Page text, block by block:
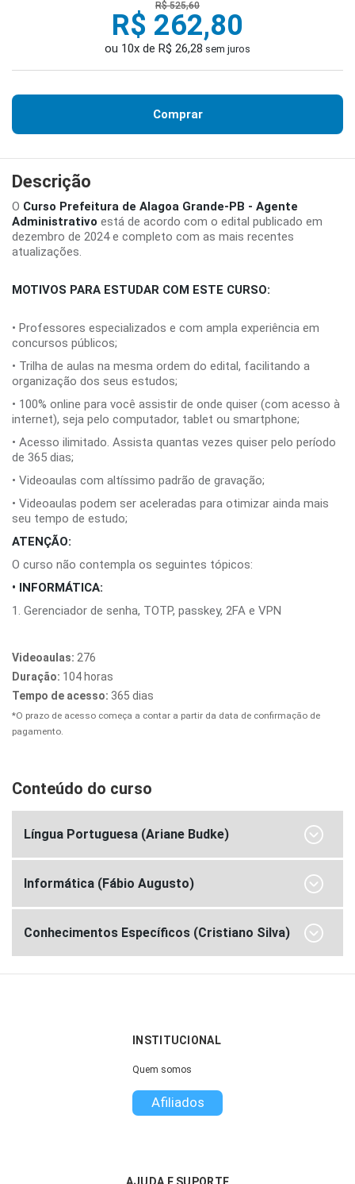
R$ 525,60
R$ 262,80
ou 10x de R$ 26,28 sem juros
Comprar
Descrição
O Curso Prefeitura de Alagoa Grande-PB - Agente
Administrativo está de acordo com o edital publicado em
dezembro de 2024 e completo com as mais recentes
atualizações.
MOTIVOS PARA ESTUDAR COM ESTE CURSO:
• Professores especializados e com ampla experiência em
concursos públicos;
• Trilha de aulas na mesma ordem do edital, facilitando a
organização dos seus estudos;
• 100% online para você assistir de onde quiser (com acesso à
internet), seja pelo computador, tablet ou smartphone;
• Acesso ilimitado. Assista quantas vezes quiser pelo período
de 365 dias;
• Videoaulas com altíssimo padrão de gravação;
• Videoaulas podem ser aceleradas para otimizar ainda mais
seu tempo de estudo;
ATENÇÃO:
O curso não contempla os seguintes tópicos:
• INFORMÁTICA:
1. Gerenciador de senha, TOTP, passkey, 2FA e VPN
Videoaulas: 276
Duração: 104 horas
Tempo de acesso: 365 dias
*O prazo de acesso começa a contar a partir da data de confirmação de
pagamento.
Conteúdo do curso
Língua Portuguesa (Ariane Budke)
Informática (Fábio Augusto)
Conhecimentos Específicos (Cristiano Silva)
INSTITUCIONAL
Quem somos
Afiliados